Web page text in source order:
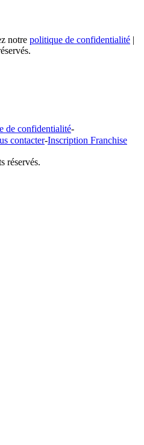
notre politique de confidentialité |
de confidentialité-
contacter-Inscription Franchise
réservés.